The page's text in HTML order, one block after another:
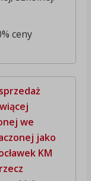
ceny
we
jako
KM